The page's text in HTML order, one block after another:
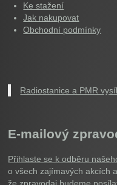
Ke stažení
Jak nakupovat
Obchodní podmínky
Radiostanice a PMR
E-mailový
Přihlaste se k odběru
o všech zajímavých akcích